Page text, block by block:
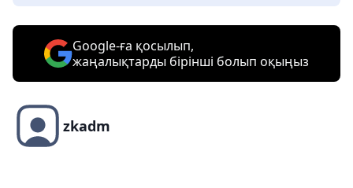
Google-ға қосылып,
жаңалықтарды бірінші болып оқыңыз
zkadm